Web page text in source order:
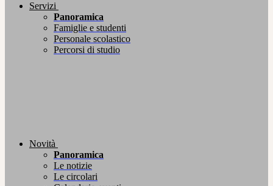
Servizi
Panoramica
Famiglie e studenti
Personale scolastico
Percorsi di studio
Novità
Panoramica
Le notizie
Le circolari